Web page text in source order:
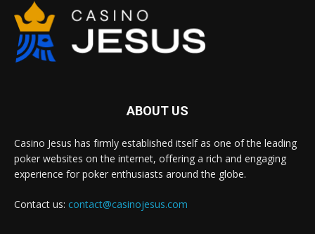
ABOUT US
Casino Jesus has firmly established itself as one of the leading
poker websites on the internet, offering a rich and engaging
experience for poker enthusiasts around the globe.
Contact us: contact@casinojesus.com